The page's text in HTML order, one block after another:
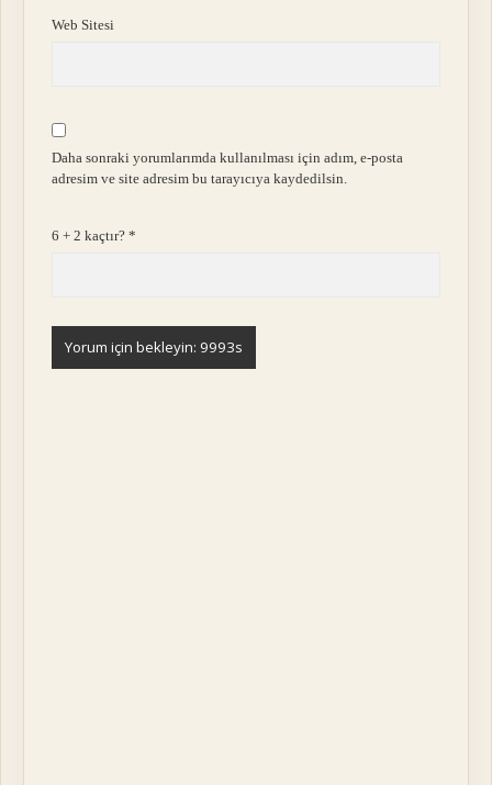
Web Sitesi
Daha sonraki yorumlarımda kullanılması için adım, e-posta
adresim ve site adresim bu tarayıcıya kaydedilsin.
6 + 2 kaçtır?*